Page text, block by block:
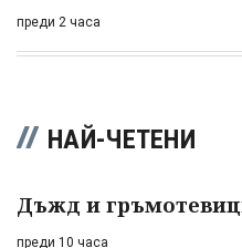
преди 2 часа
НАЙ-ЧЕТЕНИ
Дъжд и
преди 10 часа